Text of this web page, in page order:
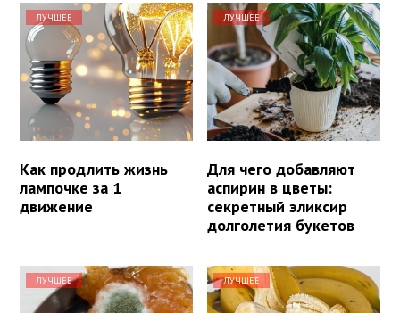
ЛУЧШЕЕ
Как продлить жизнь
лампочке за 1
движение
ЛУЧШЕЕ
Для чего добавляют
аспирин в цветы:
секретный эликсир
долголетия букетов
ЛУЧШЕЕ ЛУЧШЕЕ